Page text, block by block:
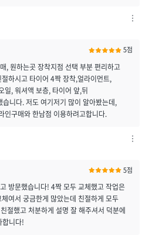
기차
기
5점
, 원하는곳 장착지점 선택 부분 편리하고
하시고 타이어 4짝 장착,얼라이먼트,
일, 워셔액 보층, 타이어 앞,뒤
니다. 저도 여기저기 많이 알아봤는데,
인구매와 한남점 이용하려고합니다.
차
5점
방문했습니다! 4짝 모두 교체했고 작업은
여서 궁금한게 많았는데 친절하게 모두
절했고 처분하게 설명 잘 해주셔서 덕분에
합니다!